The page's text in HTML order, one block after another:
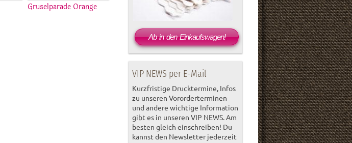
Gruselparade Orange
Ab in den Einkaufswagen!
VIP NEWS per E-Mail
Kurzfristige Drucktermine, Infos
zu unseren Vororderterminen
und andere wichtige Information
gibt es in unseren VIP NEWS. Am
besten gleich einschreiben! Du
kannst den Newsletter jederzeit